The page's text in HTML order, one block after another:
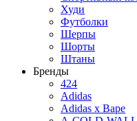
Худи
Футболки
Шерпы
Шорты
Штаны
Бренды
424
Adidas
Adidas x Bape